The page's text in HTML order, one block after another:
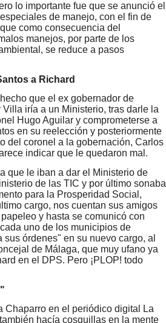
lo importante fue que se anunció el
de manejo, con el fin de
como consecuencia del
manejos, por parte de los
se reduce a pasos
a Richard
que el ex gobernador de
iría a un Ministerio, tras darle la
Hugo Aguilar y comprometerse a
en su reelección y posteriormente
del coronel a la gobernación, Carlos
indicar que le quedaron mal.
que le iban a dar el Ministerio de
de las TIC y por último sonaba
para la Prosperidad Social,
cargo, nos cuentan sus amigos
y hasta se comunicó con
uno de los municipios de
órdenes" en su nuevo cargo, al
de Málaga, que muy ufano ya
en el DPS. Pero ¡PLOP! todo
Chaparro en el periódico digital La
hacía cosquillas en la mente